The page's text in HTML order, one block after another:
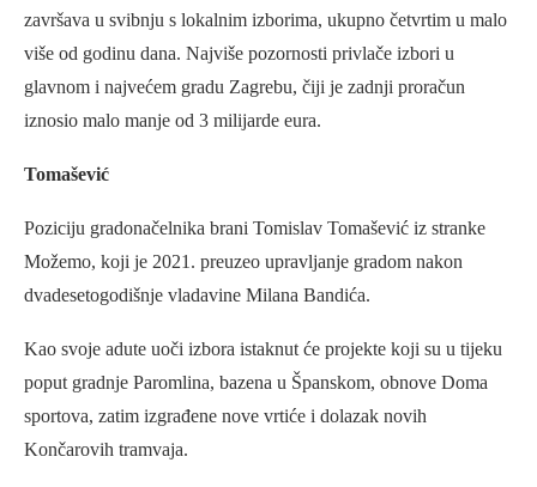
završava u svibnju s lokalnim izborima, ukupno četvrtim u malo
više od godinu dana. Najviše pozornosti privlače izbori u
glavnom i najvećem gradu Zagrebu, čiji je zadnji proračun
iznosio malo manje od 3 milijarde eura.
Tomašević
Poziciju gradonačelnika brani Tomislav Tomašević iz stranke
Možemo, koji je 2021. preuzeo upravljanje gradom nakon
dvadesetogodišnje vladavine Milana Bandića.
Kao svoje adute uoči izbora istaknut će projekte koji su u tijeku
poput gradnje Paromlina, bazena u Španskom, obnove Doma
sportova, zatim izgrađene nove vrtiće i dolazak novih
Končarovih tramvaja.